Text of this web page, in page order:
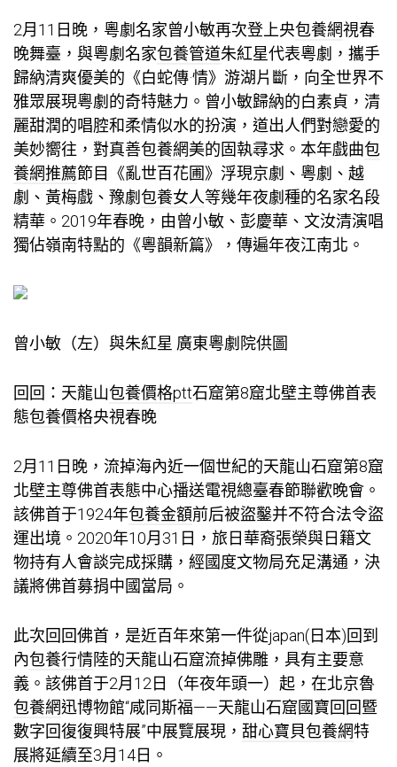
2月11日晚，粵劇名家曾小敏再次登上央包養網視春
晚舞臺，與粵劇名家包養管道朱紅星代表粵劇，攜手
歸納清爽優美的《白蛇傳·情》游湖片斷，向全世界不
雅眾展現粵劇的奇特魅力。曾小敏歸納的白素貞，清
麗甜潤的唱腔和柔情似水的扮演，道出人們對戀愛的
美妙嚮往，對真善包養網美的固執尋求。本年戲曲包
養網推薦節目《亂世百花圃》浮現京劇、粵劇、越
劇、黃梅戲、豫劇包養女人等幾年夜劇種的名家名段
精華。2019年春晚，由曾小敏、彭慶華、文汝清演唱
獨佔嶺南特點的《粵韻新篇》，傳遍年夜江南北。
曾小敏（左）與朱紅星 廣東粵劇院供圖
回回：天龍山包養價格ptt石窟第8窟北壁主尊佛首表
態包養價格央視春晚
2月11日晚，流掉海內近一個世紀的天龍山石窟第8窟
北壁主尊佛首表態中心播送電視總臺春節聯歡晚會。
該佛首于1924年包養金額前后被盜鑿并不符合法令盜
運出境。2020年10月31日，旅日華裔張榮與日籍文
物持有人會談完成採購，經國度文物局充足溝通，決
議將佛首募捐中國當局。
此次回回佛首，是近百年來第一件從japan(日本)回到
內包養行情陸的天龍山石窟流掉佛雕，具有主要意
義。該佛首于2月12日（年夜年頭一）起，在北京魯
包養網迅博物館“咸同斯福——天龍山石窟國寶回回暨
數字回復復興特展”中展覽展現， 甜心寶貝包養網特
展將延續至3月14日。